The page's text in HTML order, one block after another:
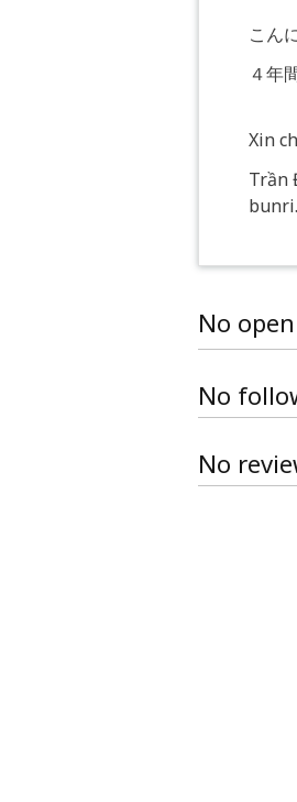
こん
４年
Xin
Trần
bunri.
No
No
No